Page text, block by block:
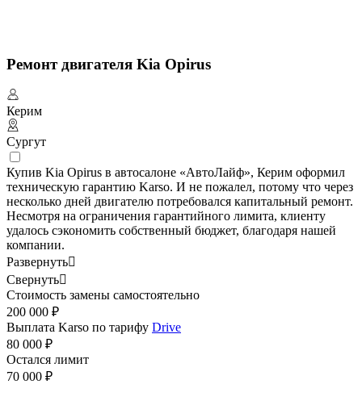
Ремонт двигателя Kia Opirus
Керим
Сургут
Купив Kia Opirus в автосалоне «АвтоЛайф», Керим оформил
техническую гарантию Karso. И не пожалел, потому что через
несколько дней двигателю потребовался капитальный ремонт.
Несмотря на ограничения гарантийного лимита, клиенту
удалось сэкономить собственный бюджет, благодаря нашей
компании.
Развернуть
Свернуть
Стоимость замены самостоятельно
200 000 ₽
Выплата Karso по тарифу Drive
80 000 ₽
Остался лимит
70 000 ₽